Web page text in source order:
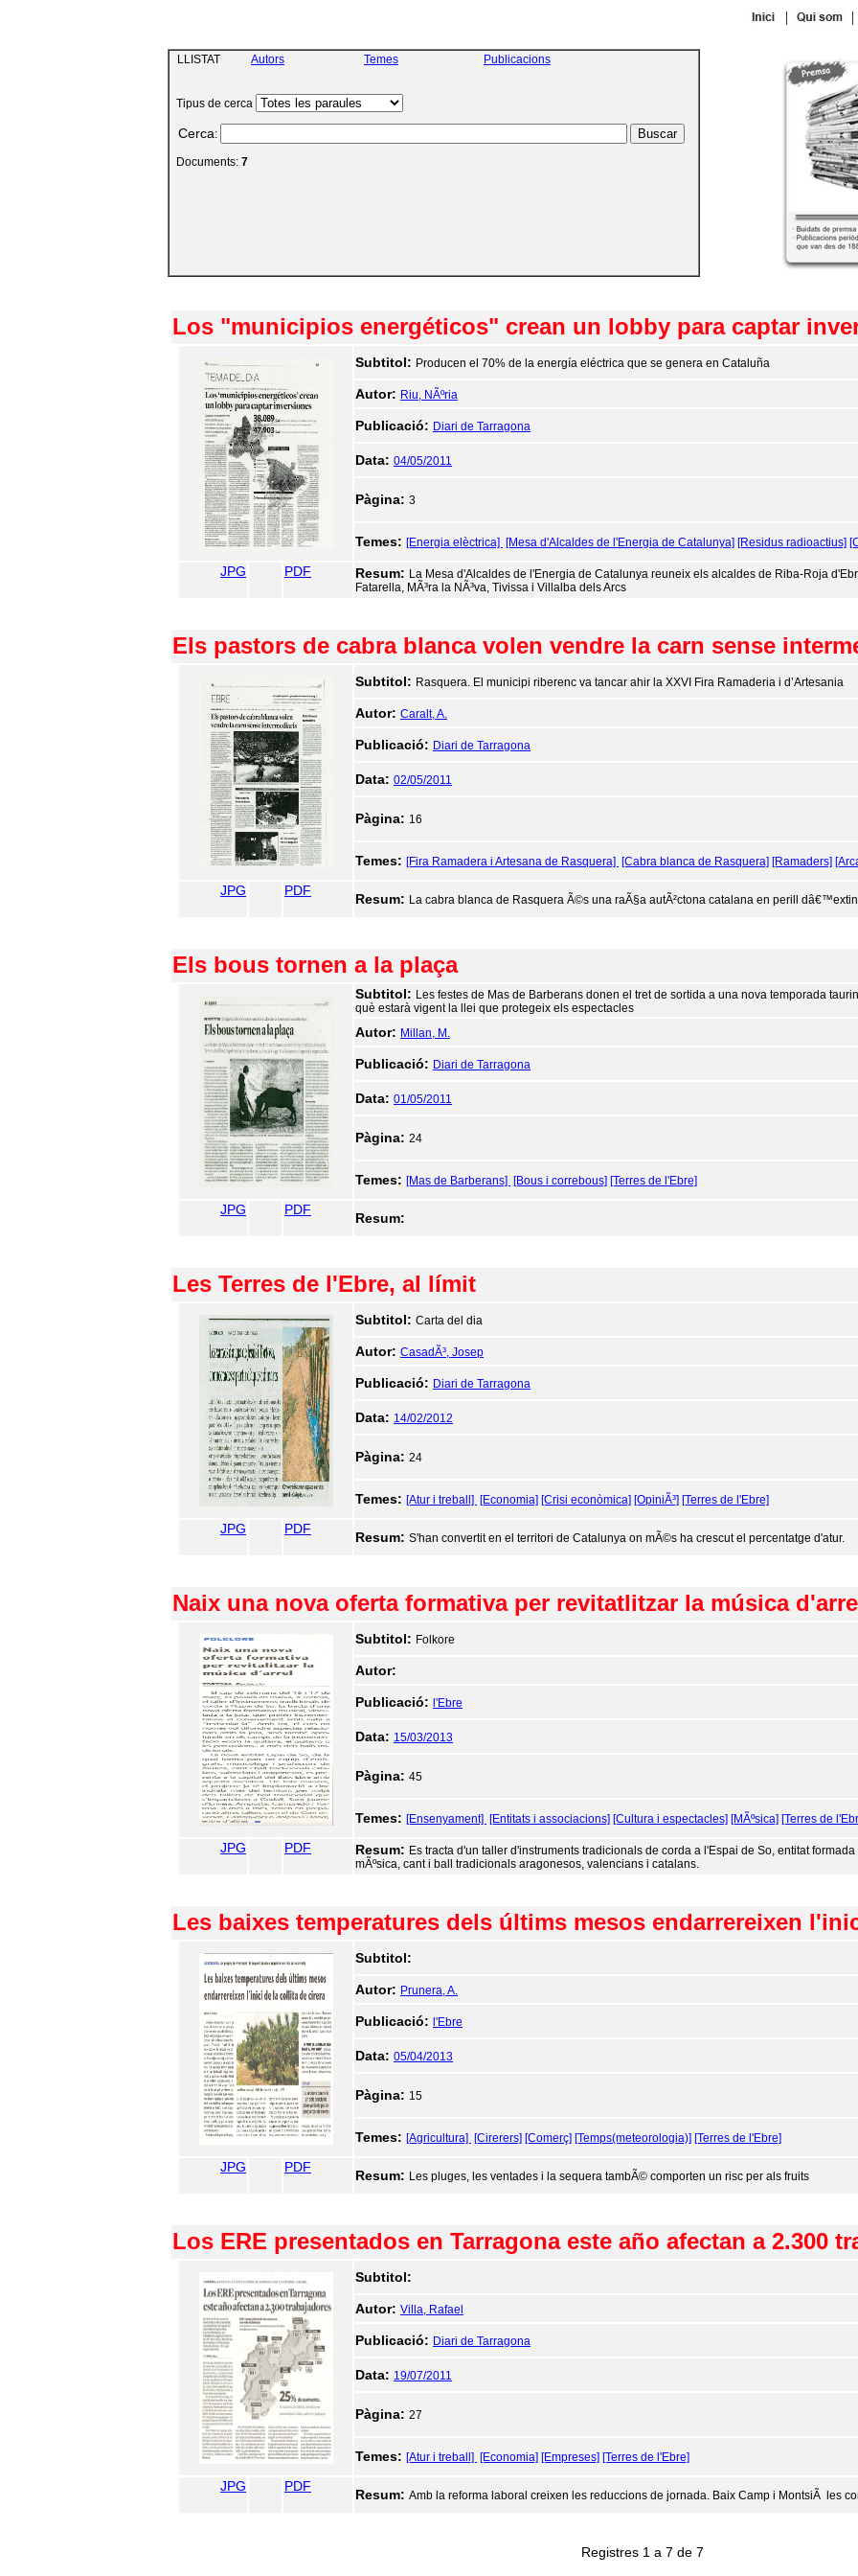
| |
LLISTAT Autors Temes Publicacions
Tipus de cerca
Cerca:
Documents: 7
Los "municipios energéticos" crean un lobby para captar
Subtitol: Producen el 70% de la energía eléctrica que se genera en Cataluña
Autor: Riu, NÃºria
Publicació: Diari de Tarragona
Data: 04/05/2011
Pàgina: 3
Temes: [Energia elèctrica] [Mesa d'Alcaldes de l'Energia de Catalunya] [Residus radioactius]
JPG PDF Resum: La Mesa d'Alcaldes de l'Energia de Catalunya reuneix els alcaldes de Riba-Roja
Fatarella, MÃ³ra la NÃ³va, Tivissa i Villalba dels Arcs
Els pastors de cabra blanca volen vendre la carn sense
Subtitol: Rasquera. El municipi riberenc va tancar ahir la XXVI Fira Ramaderia i d’Artesania
Autor: Caralt, A.
Publicació: Diari de Tarragona
Data: 02/05/2011
Pàgina: 16
Temes: [Fira Ramadera i Artesana de Rasquera] [Cabra blanca de Rasquera] [Ramaders]
JPG PDF
Resum: La cabra blanca de Rasquera Ã©s una raÃ§a autÃ²ctona catalana en perill
Els bous tornen a la plaça
Subtitol: Les festes de Mas de Barberans donen el tret de sortida a una nova temporada
què estarà vigent la llei que protegeix els espectacles
Autor: Millan, M.
Publicació: Diari de Tarragona
Data: 01/05/2011
Pàgina: 24
Temes: [Mas de Barberans] [Bous i correbous] [Terres de l'Ebre]
JPG PDF
Resum:
Les Terres de l'Ebre, al límit
Subtitol: Carta del dia
Autor: CasadÃ³, Josep
Publicació: Diari de Tarragona
Data: 14/02/2012
Pàgina: 24
Temes: [Atur i treball] [Economia] [Crisi econòmica] [OpiniÃ³] [Terres de l'Ebre]
JPG PDF
Resum: S'han convertit en el territori de Catalunya on mÃ©s ha crescut el percentatge d'atur.
Naix una nova oferta formativa per revitatlitzar la música
Subtitol: Folkore
Autor:
Publicació: l'Ebre
Data: 15/03/2013
Pàgina: 45
Temes: [Ensenyament] [Entitats i associacions] [Cultura i espectacles] [MÃºsica] [Terres de
JPG PDF Resum: Es tracta d'un taller d'instruments tradicionals de corda a l'Espai de So, entitat
mÃºsica, cant i ball tradicionals aragonesos, valencians i catalans.
Les baixes temperatures dels últims mesos endarrereixen
Subtitol:
Autor: Prunera, A.
Publicació: l'Ebre
Data: 05/04/2013
Pàgina: 15
Temes: [Agricultura] [Cirerers] [Comerç] [Temps(meteorologia)] [Terres de l'Ebre]
JPG PDF
Resum: Les pluges, les ventades i la sequera tambÃ© comporten un risc per als fruits
Los ERE presentados en Tarragona este año afectan a 2.300
Subtitol:
Autor: Villa, Rafael
Publicació: Diari de Tarragona
Data: 19/07/2011
Pàgina: 27
Temes: [Atur i treball] [Economia] [Empreses] [Terres de l'Ebre]
JPG PDF
Resum: Amb la reforma laboral creixen les reduccions de jornada. Baix Camp i MontsiÃ les
Registres 1 a 7 de 7